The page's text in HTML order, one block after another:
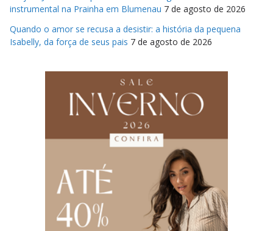
instrumental na Prainha em Blumenau 7 de agosto de 2026
Quando o amor se recusa a desistir: a história da pequena
Isabelly, da força de seus pais 7 de agosto de 2026